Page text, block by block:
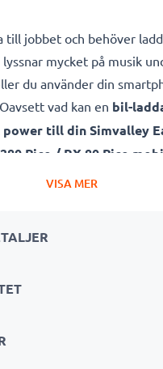
till jobbet och behöver
mycket på musik
du använder din
vad kan en bil-
till din Simvalley
Pico / RX-80 Pico
mobilladdare med laddsladd
i din bils
samt
VISA MER